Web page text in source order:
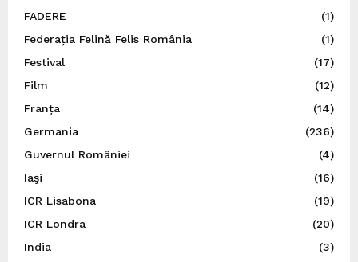
FADERE
(1)
Federația Felină Felis România
(1)
Festival
(17)
Film
(12)
Franța
(14)
Germania
(236)
Guvernul României
(4)
Iaşi
(16)
ICR Lisabona
(19)
ICR Londra
(20)
India
(3)